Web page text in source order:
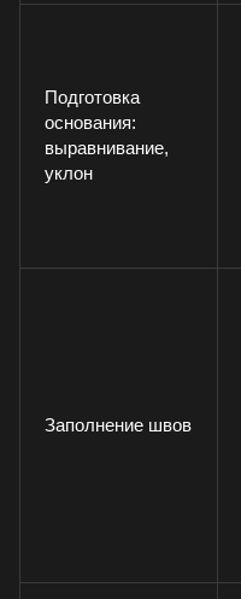
Подготовка
основания:
выравнивание,
уклон
Заполнение швов